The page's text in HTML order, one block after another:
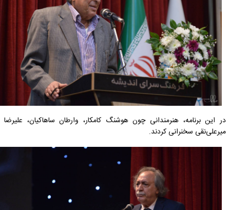
در این برنامه، هنرمندانی چون هوشنگ کامکار، وارطان ساهاکیان، علیرضا
میرعلی‌نقی سخنرانی کردند.